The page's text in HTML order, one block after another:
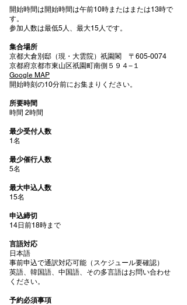
開始時間は開始時間は午前10時またはまたは13時で
す。
参加人数は最低5人、最大15人です。
集合場所
京都⼤倉別邸（現・⼤雲院）祇園閣 〒605-0074
京都府京都市東山区祇園町南側５９４−１
Google MAP
開始時刻の10分前にお集まりください。
所要時間
時間 2時間
最少受付人数
1名
最少催行人数
5名
最大申込人数
15名
申込締切
14⽇前18時まで
言語対応
日本語
事前申込で通訳対応可能（スケジュール要確認）
英語、韓国語、中国語、その多言語はお問い合わせ
ください。
予約必須事項